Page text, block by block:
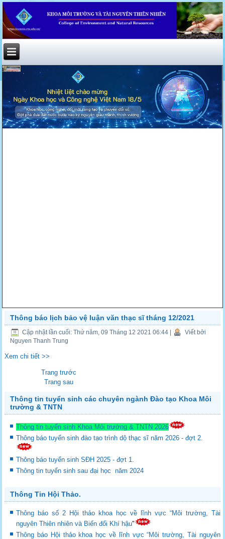
Thông báo lịch bảo vệ luận văn thạc sĩ tháng 12/2021
Cập nhật lần cuối: Thứ năm, 09 Tháng 12 2021 06:44
Viết bởi
Nguyen Thanh Trung
Xem chi tiết >>
Trang trước
Trang sau
Thông tin tuyển sinh các chuyên ngành Đào tạo Khoa Môi
trường & TNTN
Thông tin tuyển sinh Khoa Môi trường & TNTN 2026
Thông báo tuyển sinh đào tạo trình dộ thạc sĩ năm 2026 - đợt 2.
Thông báo tuyển sinh SĐH 2025 - đợt 1.
Thông tin tuyển sinh sau đại học năm 2024
Thông Tin Hội Thảo.
Thông báo số 2 Hội thảo khoa học về lĩnh vực “Môi trường, Tài
nguyên Thiên nhiên và Biến đổi Khí hậu"
Thông báo Hội thảo khoa học về lĩnh vực “Môi trường, Tài nguyên